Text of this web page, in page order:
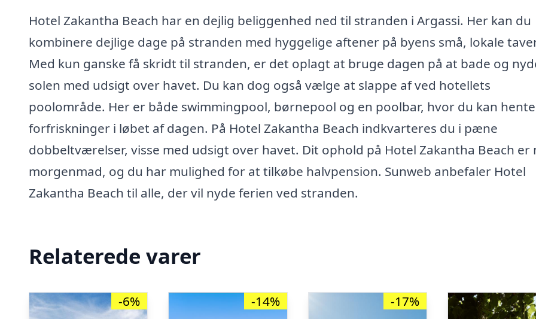
Hotel Zakantha Beach har en dejlig beliggenhed ned til stranden i Argassi. Her kan du
kombinere dejlige dage på stranden med hyggelige aftener på byens små, lokale
Med kun ganske få skridt til stranden, er det oplagt at bruge dagen på at bade og
solen med udsigt over havet. Du kan dog også vælge at slappe af ved hotellets
poolområde. Her er både swimmingpool, børnepool og en poolbar, hvor du kan hente
forfriskninger i løbet af dagen. På Hotel Zakantha Beach indkvarteres du i pæne
dobbeltværelser, visse med udsigt over havet. Dit ophold på Hotel Zakantha Beach er
morgenmad, og du har mulighed for at tilkøbe halvpension. Sunweb anbefaler Hotel
Zakantha Beach til alle, der vil nyde ferien ved stranden.
Relaterede varer
-6% -14% -17%